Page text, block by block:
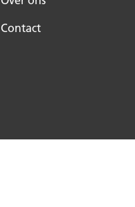
Contact